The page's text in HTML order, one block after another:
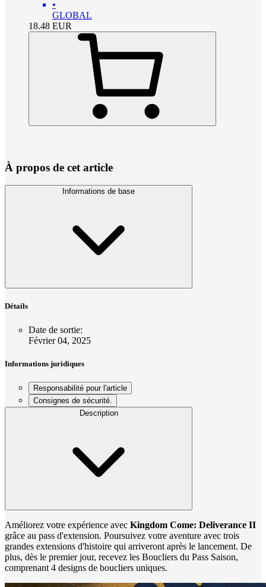
•
GLOBAL
18.48 EUR
À propos de cet article
Informations de base
Détails
Date de sortie:
Février 04, 2025
Informations juridiques
Responsabilité pour l'article
Consignes de sécurité.
Description
Améliorez votre expérience avec Kingdom Come: Deliverance II
grâce au pass d'extension. Poursuivez votre aventure avec trois
grandes extensions d'histoire qui arriveront après le lancement. De
plus, dès le premier jour, recevez les Boucliers du Pass Saison,
comprenant 4 designs de boucliers uniques.